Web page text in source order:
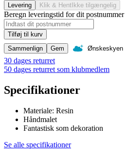
Levering Klik & Hent Ikke tilgængelig
Beregn leveringstid for dit postnummer
Tilføj til kurv
Sammenlign
Gem Ønskeskyen
30 dages returret
50 dages returret som klubmedlem
Specifikationer
Materiale: Resin
Håndmalet
Fantastisk som dekoration
Se alle specifikationer